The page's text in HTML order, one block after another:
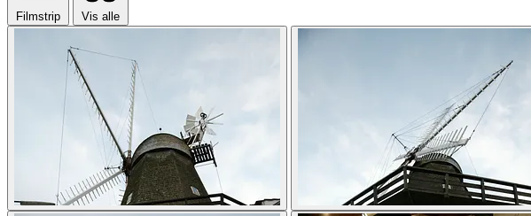
Filmstrip Vis alle